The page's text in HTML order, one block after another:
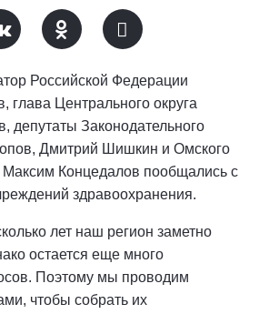
Российской Федерации
Центрального округа
депутаты Законодательного
Дмитрий Шишкин и Омского
Максим Концедалов пообщались с
здравоохранения.
лет наш регион заметно
остается еще много
Поэтому мы проводим
чтобы собрать их